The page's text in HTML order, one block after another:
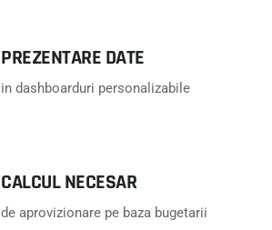
PREZENTARE DATE
in dashboarduri personalizabile
CALCUL NECESAR
de aprovizionare pe baza bugetarii